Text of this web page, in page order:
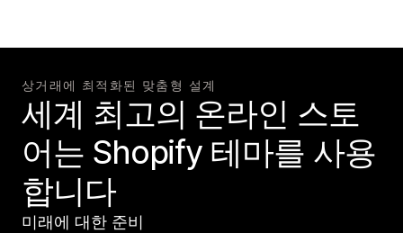
상거래에 최적화된 맞춤형 설계
세계 최고의 온라인 스토
어는 Shopify 테마를 사용
합니다
미래에 대한 준비